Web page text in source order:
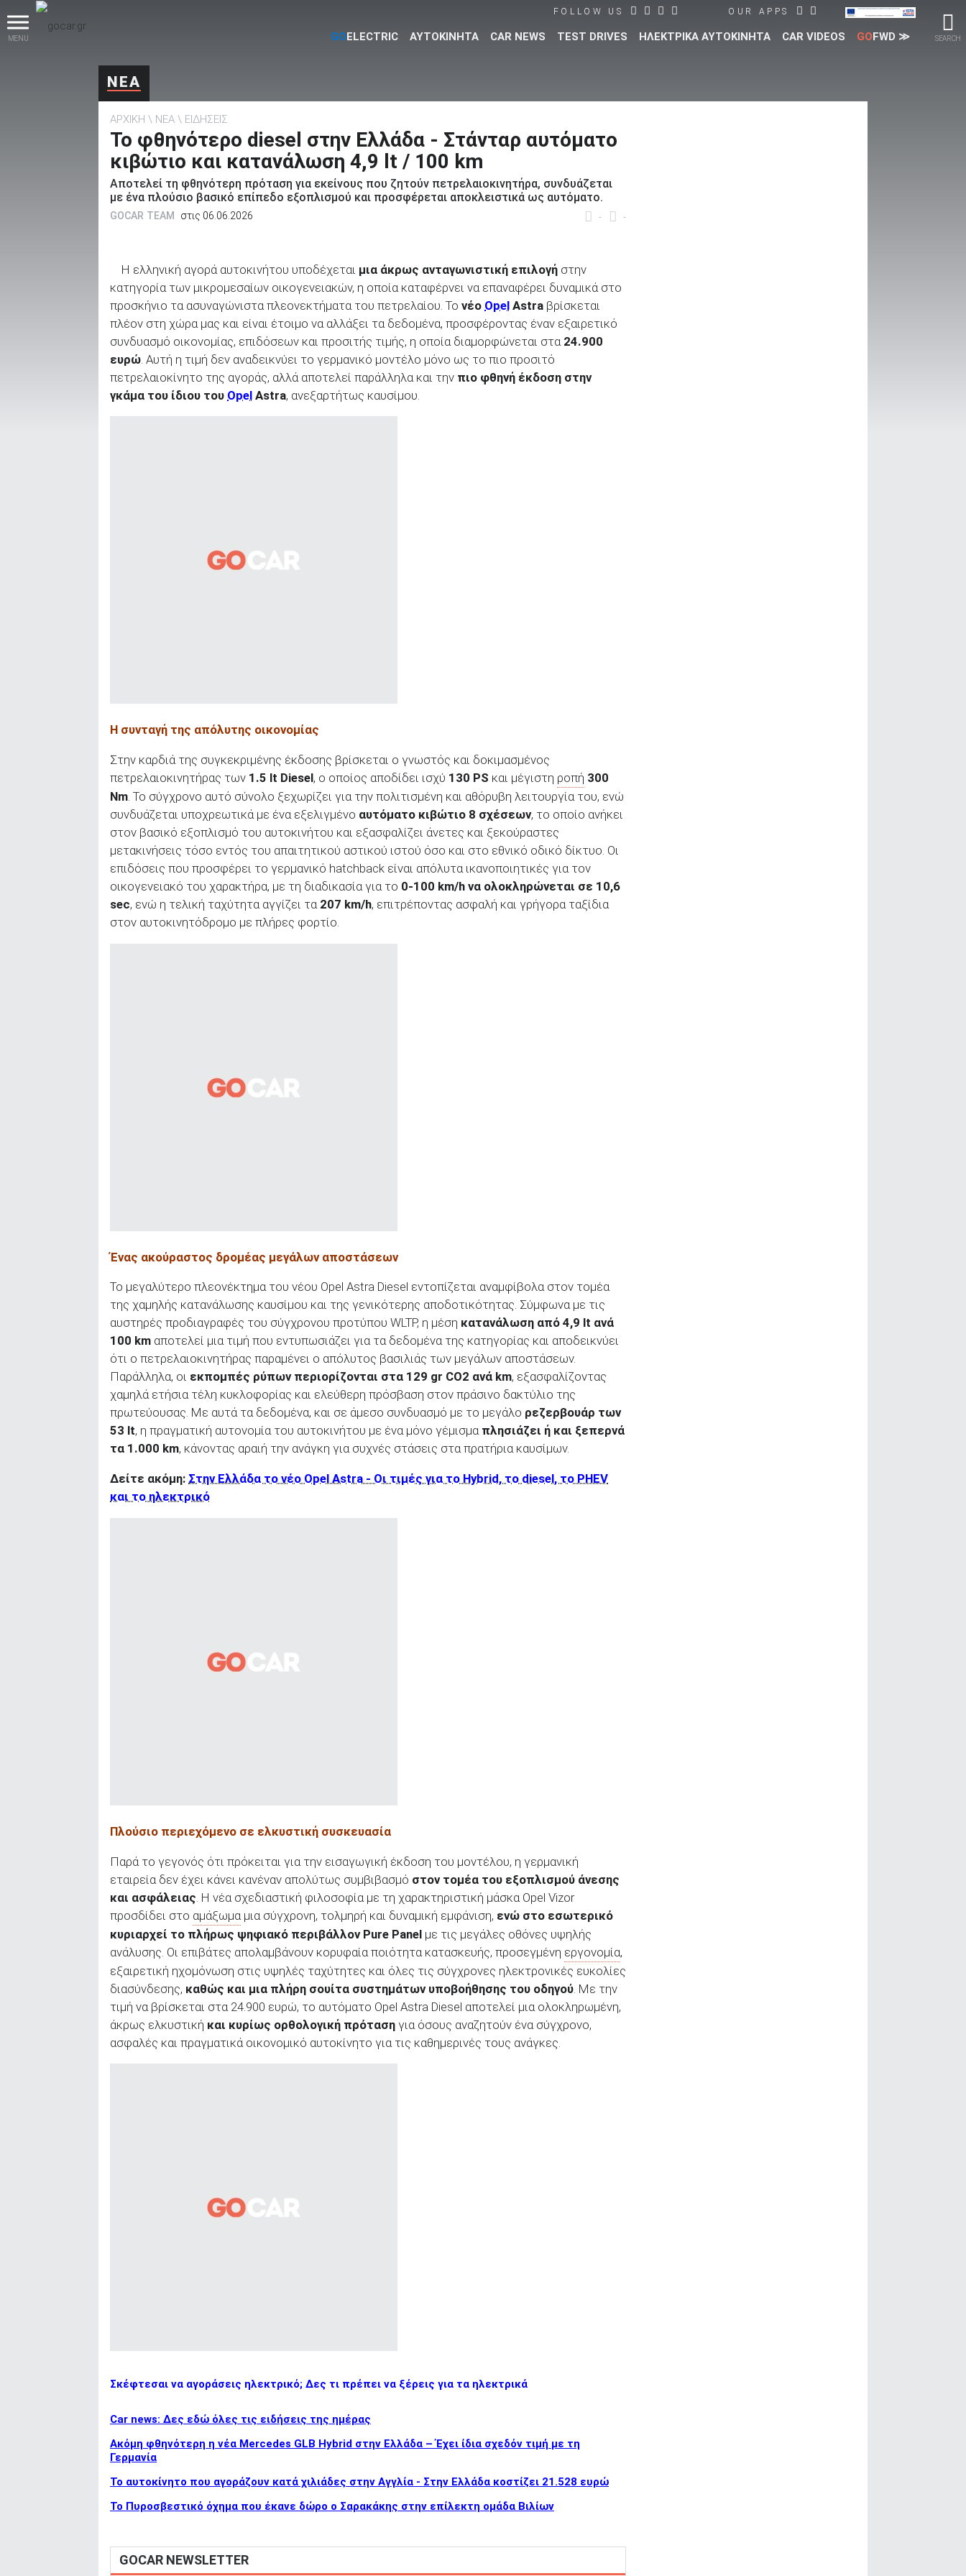
MENU SEARCH
FOLLOW US OUR APPS
GOELECTRIC ΑΥΤΟΚΙΝΗΤΑ CAR NEWS TEST DRIVES ΗΛΕΚΤΡΙΚΑ ΑΥΤΟΚΙΝΗΤΑ CAR VIDEOS GOFWD ≫
Βρες τα πάντα για το αυτοκίνητο!
βρες το!
ΑΝΑΖΗΤΗΣΗ
Μεταχειρισμένα
ΝΕΑ
ΑΡΧΙΚΗ ΝΕΑ ΕΙΔΗΣΕΙΣ
Το φθηνότερο diesel στην Ελλάδα - Στάνταρ αυτόματο
κιβώτιο και κατανάλωση 4,9 lt / 100 km
Αποτελεί τη φθηνότερη πρόταση για εκείνους που ζητούν πετρελαιοκινητήρα, συνδυάζεται
με ένα πλούσιο βασικό επίπεδο εξοπλισμού και προσφέρεται αποκλειστικά ως αυτόματο.
- -
GOCAR TEAM στις 06.06.2026
Η ελληνική αγορά αυτοκινήτου υποδέχεται μια άκρως ανταγωνιστική επιλογή στην
κατηγορία των μικρομεσαίων οικογενειακών, η οποία καταφέρνει να επαναφέρει δυναμικά στο
προσκήνιο τα ασυναγώνιστα πλεονεκτήματα του πετρελαίου. Το νέο Opel Astra βρίσκεται
πλέον στη χώρα μας και είναι έτοιμο να αλλάξει τα δεδομένα, προσφέροντας έναν εξαιρετικό
συνδυασμό οικονομίας, επιδόσεων και προσιτής τιμής, η οποία διαμορφώνεται στα 24.900
ευρώ . Αυτή η τιμή δεν αναδεικνύει το γερμανικό μοντέλο μόνο ως το πιο προσιτό
πετρελαιοκίνητο της αγοράς, αλλά αποτελεί παράλληλα και την πιο φθηνή έκδοση στην
γκάμα του ίδιου του Opel Astra, ανεξαρτήτως καυσίμου.
Η συνταγή της απόλυτης οικονομίας
Στην καρδιά της συγκεκριμένης έκδοσης βρίσκεται ο γνωστός και δοκιμασμένος
πετρελαιοκινητήρας των 1.5 lt Diesel, ο οποίος αποδίδει ισχύ 130 PS και μέγιστη ροπή 300
Nm. Το σύγχρονο αυτό σύνολο ξεχωρίζει για την πολιτισμένη και αθόρυβη λειτουργία του, ενώ
συνδυάζεται υποχρεωτικά με ένα εξελιγμένο αυτόματο κιβώτιο 8 σχέσεων, το οποίο ανήκει
στον βασικό εξοπλισμό του αυτοκινήτου και εξασφαλίζει άνετες και ξεκούραστες
μετακινήσεις τόσο εντός του απαιτητικού αστικού ιστού όσο και στο εθνικό οδικό δίκτυο. Οι
επιδόσεις που προσφέρει το γερμανικό hatchback είναι απόλυτα ικανοποιητικές για τον
οικογενειακό του χαρακτήρα, με τη διαδικασία για το 0-100 km/h να ολοκληρώνεται σε 10,6
sec, ενώ η τελική ταχύτητα αγγίζει τα 207 km/h, επιτρέποντας ασφαλή και γρήγορα ταξίδια
στον αυτοκινητόδρομο με πλήρες φορτίο.
Ένας ακούραστος δρομέας μεγάλων αποστάσεων
Το μεγαλύτερο πλεονέκτημα του νέου Opel Astra Diesel εντοπίζεται αναμφίβολα στον τομέα
της χαμηλής κατανάλωσης καυσίμου και της γενικότερης αποδοτικότητας. Σύμφωνα με τις
αυστηρές προδιαγραφές του σύγχρονου προτύπου WLTP, η μέση κατανάλωση από 4,9 lt ανά
100 km αποτελεί μια τιμή που εντυπωσιάζει για τα δεδομένα της κατηγορίας και αποδεικνύει
ότι ο πετρελαιοκινητήρας παραμένει ο απόλυτος βασιλιάς των μεγάλων αποστάσεων.
Παράλληλα, οι εκπομπές ρύπων περιορίζονται στα 129 gr CO2 ανά km, εξασφαλίζοντας
χαμηλά ετήσια τέλη κυκλοφορίας και ελεύθερη πρόσβαση στον πράσινο δακτύλιο της
πρωτεύουσας. Με αυτά τα δεδομένα, και σε άμεσο συνδυασμό με το μεγάλο ρεζερβουάρ των
53 lt, η πραγματική αυτονομία του αυτοκινήτου με ένα μόνο γέμισμα πλησιάζει ή και ξεπερνά
τα 1.000 km, κάνοντας αραιή την ανάγκη για συχνές στάσεις στα πρατήρια καυσίμων.
Δείτε ακόμη: Στην Ελλάδα το νέο Opel Astra - Οι τιμές για το Hybrid, το diesel, το PHEV
και το ηλεκτρικό
Πλούσιο περιεχόμενο σε ελκυστική συσκευασία
Παρά το γεγονός ότι πρόκειται για την εισαγωγική έκδοση του μοντέλου, η γερμανική
εταιρεία δεν έχει κάνει κανέναν απολύτως συμβιβασμό στον τομέα του εξοπλισμού άνεσης
και ασφάλειας . Η νέα σχεδιαστική φιλοσοφία με τη χαρακτηριστική μάσκα Opel Vizor
προσδίδει στο αμάξωμα μια σύγχρονη, τολμηρή και δυναμική εμφάνιση, ενώ στο εσωτερικό
κυριαρχεί το πλήρως ψηφιακό περιβάλλον Pure Panel με τις μεγάλες οθόνες υψηλής
ανάλυσης. Οι επιβάτες απολαμβάνουν κορυφαία ποιότητα κατασκευής, προσεγμένη εργονομία,
εξαιρετική ηχομόνωση στις υψηλές ταχύτητες και όλες τις σύγχρονες ηλεκτρονικές ευκολίες
διασύνδεσης, καθώς και μια πλήρη σουίτα συστημάτων υποβοήθησης του οδηγού . Με την
τιμή να βρίσκεται στα 24.900 ευρώ, το αυτόματο Opel Astra Diesel αποτελεί μια ολοκληρωμένη,
άκρως ελκυστική και κυρίως ορθολογική πρόταση για όσους αναζητούν ένα σύγχρονο,
ασφαλές και πραγματικά οικονομικό αυτοκίνητο για τις καθημερινές τους ανάγκες.
Σκέφτεσαι να αγοράσεις ηλεκτρικό; Δες τι πρέπει να ξέρεις για τα ηλεκτρικά
Car news: Δες εδώ όλες τις ειδήσεις της ημέρας
Ακόμη φθηνότερη η νέα Mercedes GLB Hybrid στην Ελλάδα – Έχει ίδια σχεδόν τιμή με τη
Γερμανία
To αυτοκίνητο που αγοράζουν κατά χιλιάδες στην Αγγλία - Στην Ελλάδα κοστίζει 21.528 ευρώ
Το Πυροσβεστικό όχημα που έκανε δώρο ο Σαρακάκης στην επίλεκτη ομάδα Βιλίων
GOCAR NEWSLETTER